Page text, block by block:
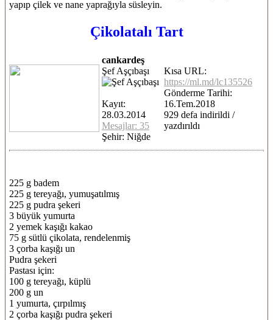
yapıp çilek ve nane yaprağıyla süsleyin.
Çikolatalı Tart
cankardeş
Şef Aşçıbaşı
Kayıt:
28.03.2014
Mesajlar: 35
Şehir: Niğde
Kısa URL:
https://ml.md/lc135526
Gönderme Tarihi:
16.Tem.2018
929 defa indirildi /
yazdırıldı
225 g badem
225 g tereyağı, yumuşatılmış
225 g pudra şekeri
3 büyük yumurta
2 yemek kaşığı kakao
75 g sütlü çikolata, rendelenmiş
3 çorba kaşığı un
Pudra şekeri
Pastası için:
100 g tereyağı, küplü
200 g un
1 yumurta, çırpılmış
2 çorba kaşığı pudra şekeri